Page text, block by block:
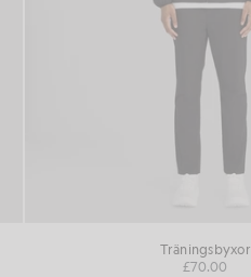
Träningsbyxor
£70.00